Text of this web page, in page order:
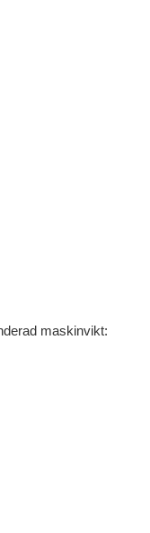
maskinvikt: